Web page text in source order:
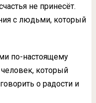
не принесёт.
с людьми, который
по-настоящему
который
о радости и